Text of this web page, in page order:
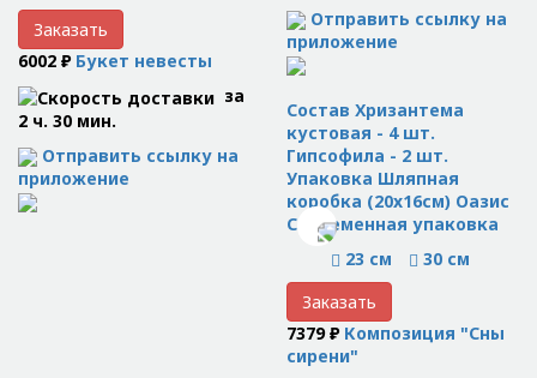
Заказать
6002 ₽ Букет невесты
за
2 ч. 30 мин.
Отправить ссылку на
приложение
Отправить ссылку на
приложение
Состав Хризантема
кустовая - 4 шт.
Гипсофила - 2 шт.
Упаковка Шляпная
коробка (20x16см) Оазис
Современная упаковка
23 см
30 см
Заказать
7379 ₽ Композиция "Сны
сирени"